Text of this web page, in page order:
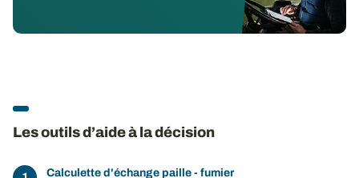
Les outils d’aide à la décision
Calculette d'échange paille - fumier